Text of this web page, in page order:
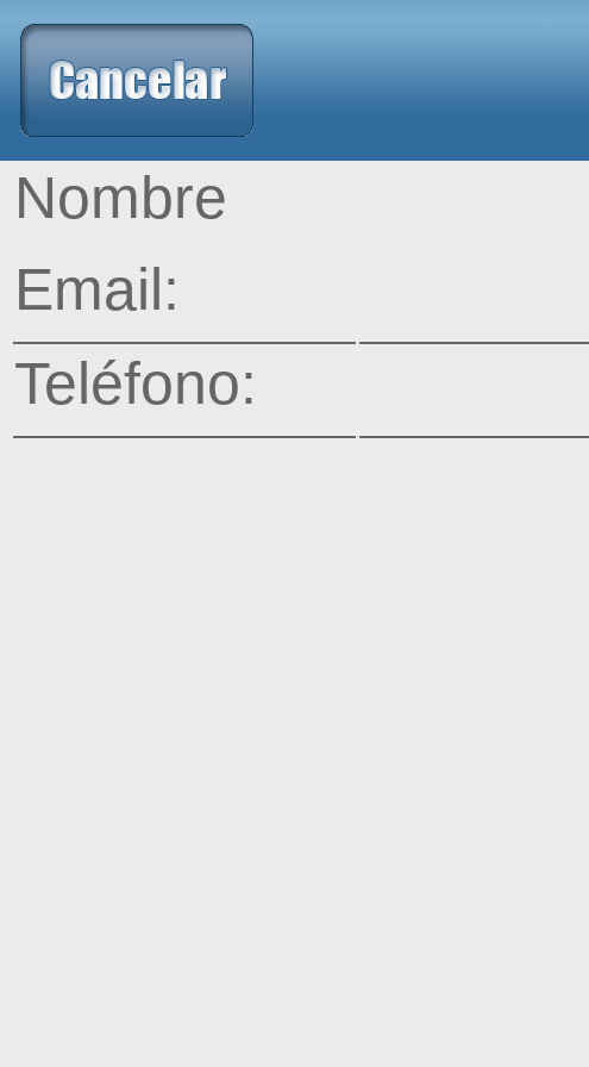
Nombre
Email:
Teléfono: